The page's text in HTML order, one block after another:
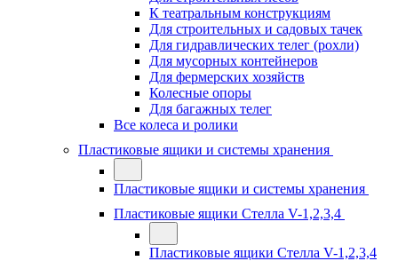
К театральным конструкциям
Для строительных и садовых тачек
Для гидравлических телег (рохли)
Для мусорных контейнеров
Для фермерских хозяйств
Колесные опоры
Для багажных телег
Все колеса и ролики
Пластиковые ящики и системы хранения
Пластиковые ящики и системы хранения
Пластиковые ящики Стелла V-1,2,3,4
Пластиковые ящики Стелла V-1,2,3,4